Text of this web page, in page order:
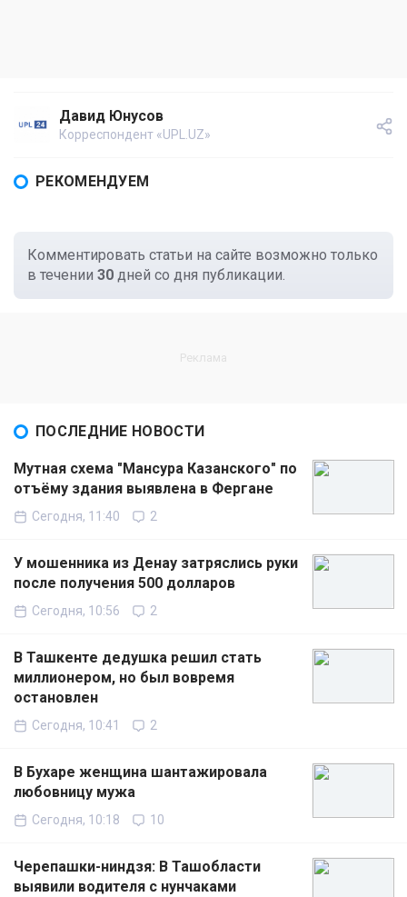
Давид Юнусов
Корреспондент «UPL.UZ»
РЕКОМЕНДУЕМ
Комментировать статьи на сайте возможно только
в течении 30 дней со дня публикации.
ПОСЛЕДНИЕ НОВОСТИ
Мутная схема "Мансура Казанского" по
отъёму здания выявлена в Фергане
Сегодня, 11:40 2
У мошенника из Денау затряслись руки
после получения 500 долларов
Сегодня, 10:56 2
В Ташкенте дедушка решил стать
миллионером, но был вовремя
остановлен
Сегодня, 10:41 2
В Бухаре женщина шантажировала
любовницу мужа
Сегодня, 10:18 10
Черепашки-ниндзя: В Ташобласти
выявили водителя с нунчаками